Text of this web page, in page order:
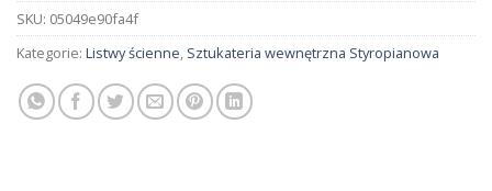
SKU: 05049e90fa4f
Kategorie: Listwy ścienne, Sztukateria wewnętrzna Styropianowa